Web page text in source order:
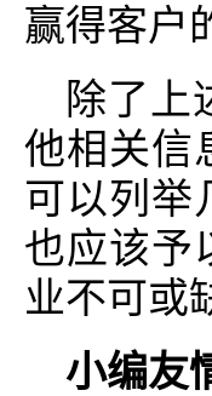
赢得客户
除了上
他相关信
可以列举
也应该予
业不可或
小编友